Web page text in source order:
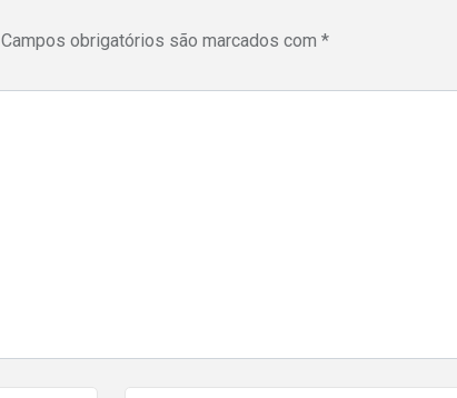
Campos obrigatórios são marcados com *